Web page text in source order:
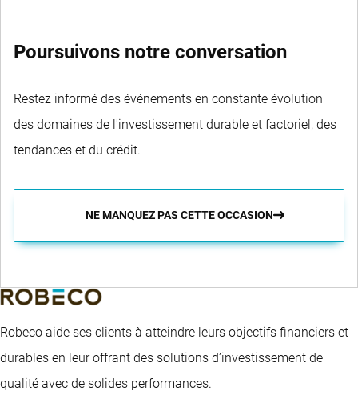
Poursuivons notre conversation
Restez informé des événements en constante évolution
des domaines de l'investissement durable et factoriel, des
tendances et du crédit.
NE MANQUEZ PAS CETTE OCCASION
Robeco aide ses clients à atteindre leurs objectifs financiers et
durables en leur offrant des solutions d’investissement de
qualité avec de solides performances.